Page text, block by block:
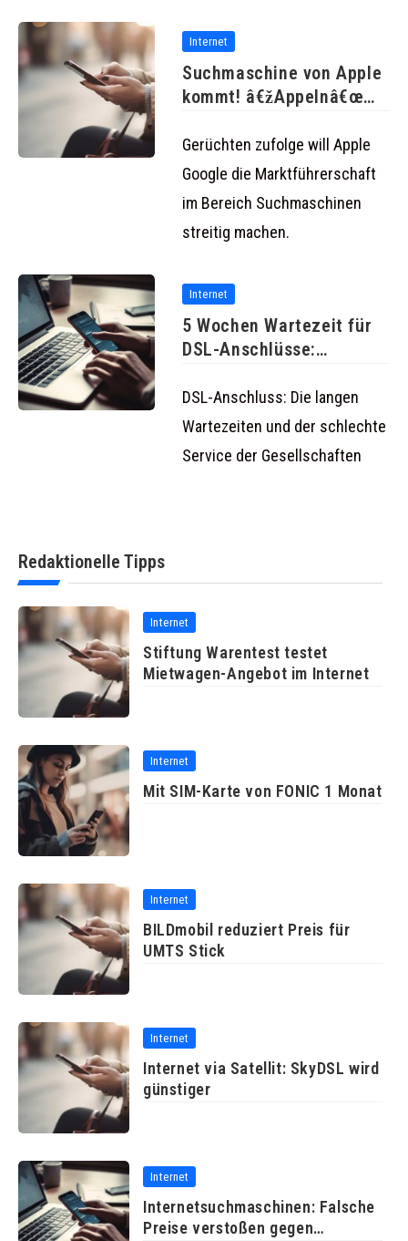
Internet
Suchmaschine von Apple
kommt! â€žAppelnâ€œ
Gerüchten zufolge will Apple
Google die Marktführerschaft
im Bereich Suchmaschinen
streitig machen.
Internet
5 Wochen Wartezeit für
DSL-Anschlüsse:
DSL-Anschluss: Die langen
Wartezeiten und der schlechte
Service der Gesellschaften
Redaktionelle Tipps
Internet
Stiftung Warentest testet
Mietwagen-Angebot im Internet
Internet
Mit SIM-Karte von FONIC 1 Monat
Internet
BILDmobil reduziert Preis für
UMTS Stick
Internet
Internet via Satellit: SkyDSL wird
günstiger
Internet
Internetsuchmaschinen: Falsche
Preise verstoßen gegen